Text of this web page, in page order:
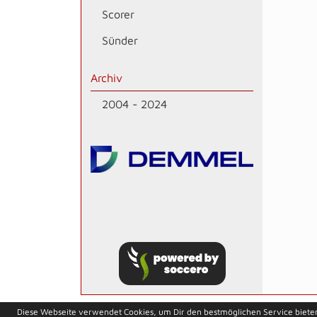
Scorer
Sünder
Archiv
2004 - 2024
soccero.de
Diese Webseite verwendet Cookies, um Dir den bestmöglichen Service